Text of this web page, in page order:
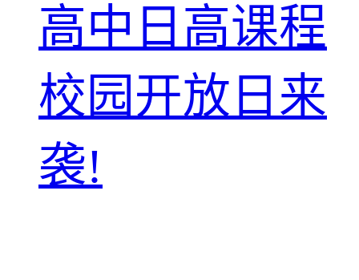
高中日高课程
校园开放日来
袭!